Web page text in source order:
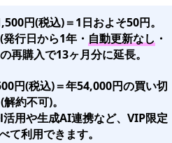
円(税込)＝1日およそ50円。
(発行日から1年・ 自動更新なし ・
再購入で13ヶ月分に延長。
円(税込)＝年54,000円の買い切
解約不可)。
用や生成AI連携など、VIP限定
て利用できます。